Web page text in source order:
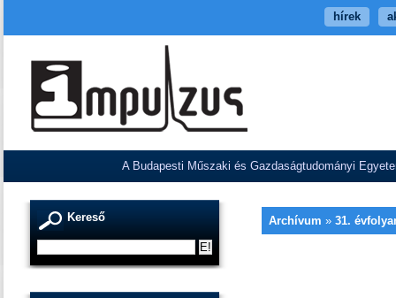
hírek
A Budapesti Műszaki és Gazdaságtudományi
Kereső Archívum » 31.